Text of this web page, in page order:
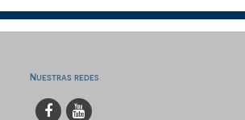
Nuestras redes